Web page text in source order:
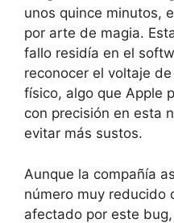
unos quince minutos,
por arte de magia.
fallo residía en el
reconocer el voltaje
físico, algo que Apple
con precisión en esta
evitar más sustos.
Aunque la compañía
número muy reducido
afectado por este